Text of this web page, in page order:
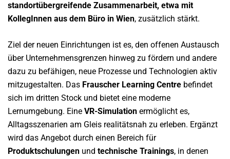
standortübergreifende Zusammenarbeit, etwa mit
KollegInnen aus dem Büro in Wien, zusätzlich stärkt.
Ziel der neuen Einrichtungen ist es, den offenen Austausch
über Unternehmensgrenzen hinweg zu fördern und andere
dazu zu befähigen, neue Prozesse und Technologien aktiv
mitzugestalten. Das Frauscher Learning Centre befindet
sich im dritten Stock und bietet eine moderne
Lernumgebung. Eine VR-Simulation ermöglicht es,
Alltagsszenarien am Gleis realitätsnah zu erleben. Ergänzt
wird das Angebot durch einen Bereich für
Produktschulungen und technische Trainings, in denen